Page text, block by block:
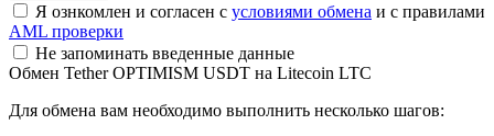
Я ознкомлен и согласен с условиями обмена и с правилами
AML проверки
Не запоминать введенные данные
Обмен Tether OPTIMISM USDT на Litecoin LTC
Для обмена вам необходимо выполнить несколько шагов: